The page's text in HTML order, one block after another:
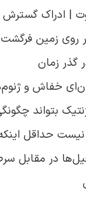
| ادراک گسترش
روی زمین
گذر زمان
خفاش و
بتواند
حداقل
در مقابل